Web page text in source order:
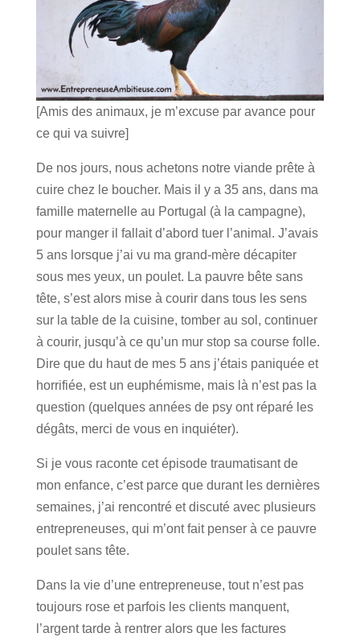
[Amis des animaux, je m’excuse par avance pour
ce qui va suivre]
De nos jours, nous achetons notre viande prête à
cuire chez le boucher. Mais il y a 35 ans, dans ma
famille maternelle au Portugal (à la campagne),
pour manger il fallait d’abord tuer l’animal. J’avais
5 ans lorsque j’ai vu ma grand-mère décapiter
sous mes yeux, un poulet. La pauvre bête sans
tête, s’est alors mise à courir dans tous les sens
sur la table de la cuisine, tomber au sol, continuer
à courir, jusqu’à ce qu’un mur stop sa course folle.
Dire que du haut de mes 5 ans j’étais paniquée et
horrifiée, est un euphémisme, mais là n’est pas la
question (quelques années de psy ont réparé les
dégâts, merci de vous en inquiéter).
Si je vous raconte cet épisode traumatisant de
mon enfance, c’est parce que durant les dernières
semaines, j’ai rencontré et discuté avec plusieurs
entrepreneuses, qui m’ont fait penser à ce pauvre
poulet sans tête.
Dans la vie d’une entrepreneuse, tout n’est pas
toujours rose et parfois les clients manquent,
l’argent tarde à rentrer alors que les factures